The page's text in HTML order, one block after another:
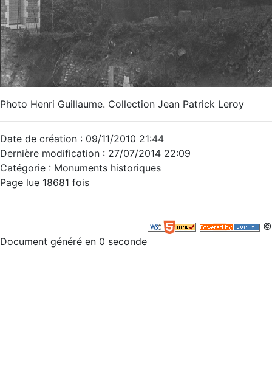
Photo Henri Guillaume. Collection Jean Patrick Leroy
Date de création : 09/11/2010 21:44
Dernière modification : 27/07/2014 22:09
Catégorie : Monuments historiques
Page lue 18681 fois
©
Document généré en 0 seconde